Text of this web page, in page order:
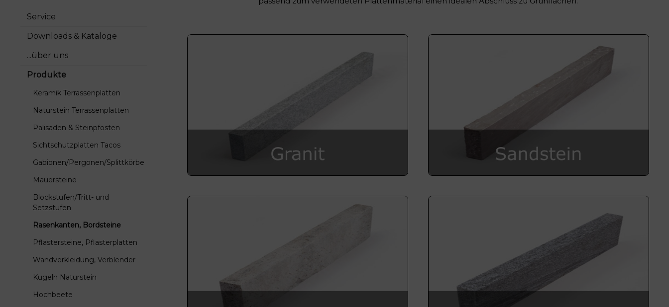
Setzstufen
Rasenkanten, Bordsteine Pflastersteine, Pflasterplatten
Wandverkleidung, Verblender
Wasserspiele und Zubehör
Service
Downloads & Kataloge
...über uns
Produkte
Keramik Terrassenplatten
Naturstein Terrassenplatten
Palisaden & Steinpfosten
Sichtschutzplatten Tacos
Gabionen/Pergonen/Splittkörbe
Mauersteine
Blockstufen/Tritt- und
Setzstufen
Rasenkanten, Bordsteine
Pflastersteine, Pflasterplatten
Wandverkleidung, Verblender
Kugeln Naturstein
Hochbeete